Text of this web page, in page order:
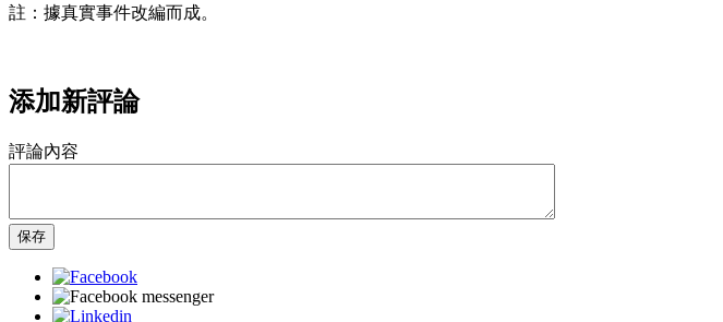
註：據真實事件改編而成。
添加新評論
評論內容
保存